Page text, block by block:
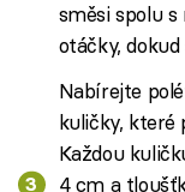
směsi spolu
otáčky,
Nabírejte
kuličky, které
Každou
4 cm a